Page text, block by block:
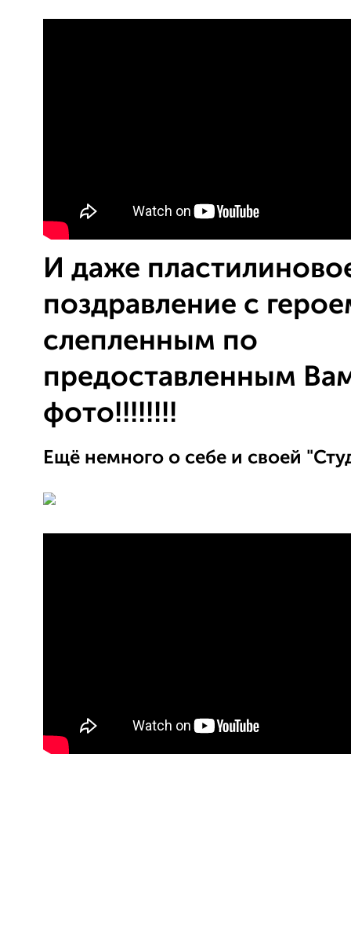
И даже
поздравление с
слепленным по
предоставленным
фото!!!!!!!!
Ещё немного о себе и своей